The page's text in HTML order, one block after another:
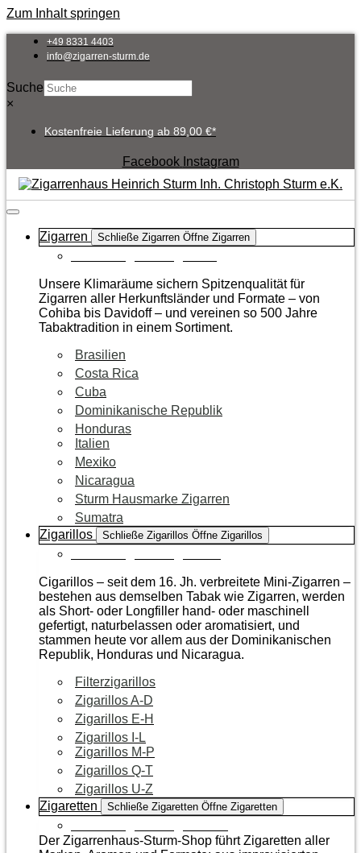
Zum Inhalt springen
+49 8331 4403
info@zigarren-sturm.de
Suche
×
Kostenfreie Lieferung ab 89,00 €*
Facebook Instagram
Zigarren Schließe Zigarren Öffne Zigarren
Unsere Klimaräume sichern Spitzenqualität für
Zigarren aller Herkunftsländer und Formate – von
Cohiba bis Davidoff – und vereinen so 500 Jahre
Tabaktradition in einem Sortiment.
Brasilien
Costa Rica
Cuba
Dominikanische Republik
Honduras
Italien
Mexiko
Nicaragua
Sturm Hausmarke Zigarren
Sumatra
Zigarillos
Schließe Zigarillos Öffne Zigarillos
Cigarillos – seit dem 16. Jh. verbreitete Mini-Zigarren –
bestehen aus demselben Tabak wie Zigarren, werden
als Short- oder Longfiller hand- oder maschinell
gefertigt, naturbelassen oder aromatisiert, und
stammen heute vor allem aus der Dominikanischen
Republik, Honduras und Nicaragua.
Filterzigarillos
Zigarillos A-D
Zigarillos E-H
Zigarillos I-L
Zigarillos M-P
Zigarillos Q-T
Zigarillos U-Z
Zigaretten
Schließe Zigaretten Öffne Zigaretten
Der Zigarrenhaus-Sturm-Shop führt Zigaretten aller